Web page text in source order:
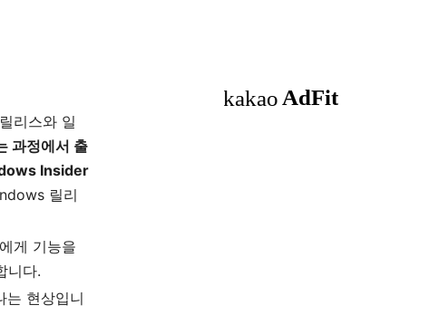
리스와 일
과정에서 출
Insider
릴리
게 기능을
니다.
는 현상입니